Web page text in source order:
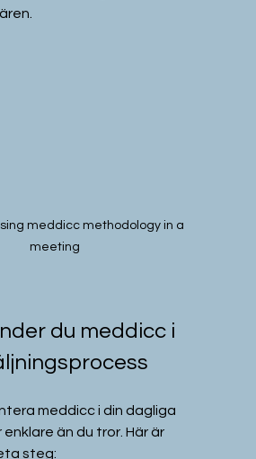
meddicc methodology in a
meeting
du meddicc i
meddicc i din dagliga
enklare än du tror. Här är
steg: